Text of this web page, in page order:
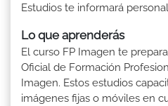
Estudios te informará
Lo que aprenderás
El curso FP Imagen te
Oficial de Formación
Imagen. Estos estudios
imágenes fijas o móviles en